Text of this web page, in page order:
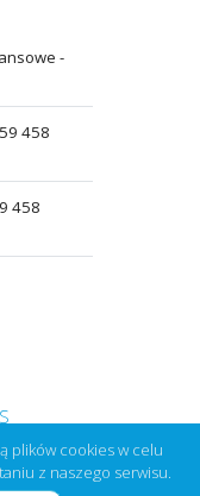
-
458
458
głównej do sekcji
plików cookies w celu
z naszego serwisu.